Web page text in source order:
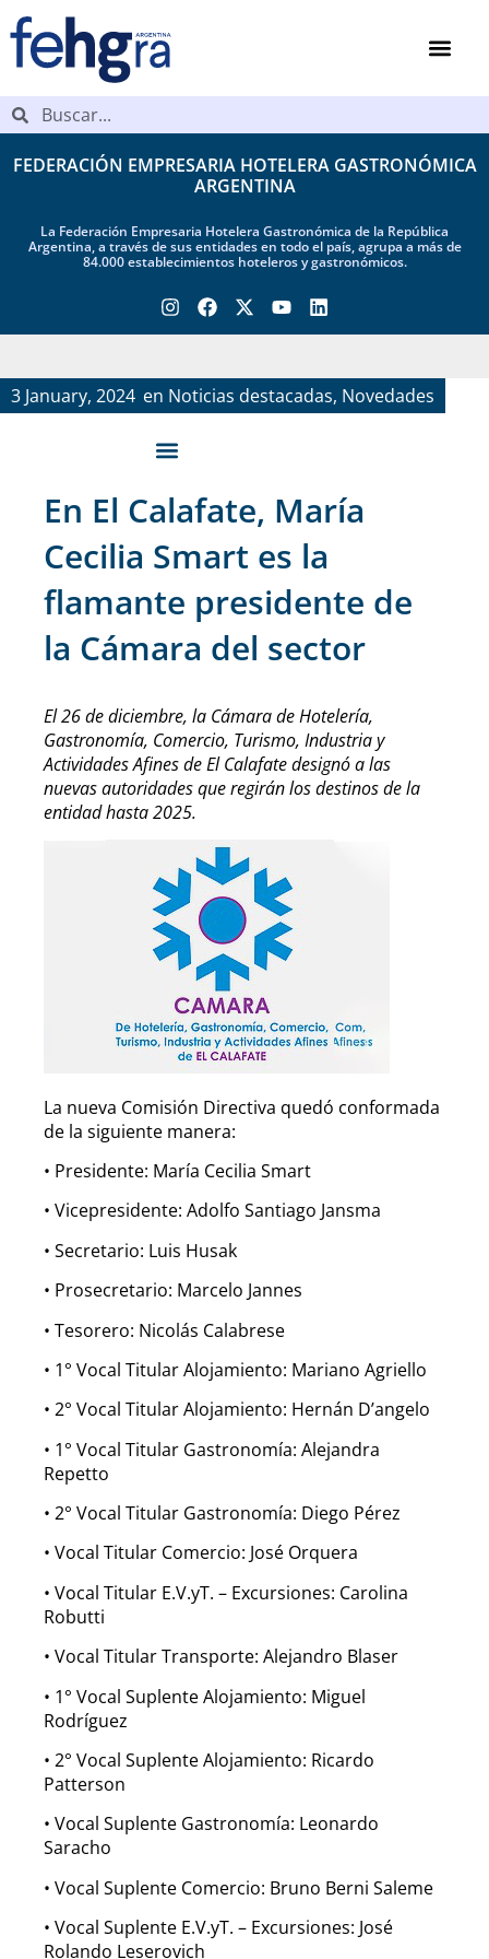
FEDERACIÓN EMPRESARIA HOTELERA GASTRONÓMICA
ARGENTINA
La Federación Empresaria Hotelera Gastronómica de la República
Argentina, a través de sus entidades en todo el país, agrupa a más de
84.000 establecimientos hoteleros y gastronómicos.
3 January, 2024 en Noticias destacadas, Novedades
En El Calafate, María
Cecilia Smart es la
flamante presidente de
la Cámara del sector
El 26 de diciembre, la Cámara de Hotelería,
Gastronomía, Comercio, Turismo, Industria y
Actividades Afines de El Calafate designó a las
nuevas autoridades que regirán los destinos de la
entidad hasta 2025.
La nueva Comisión Directiva quedó conformada
de la siguiente manera:
• Presidente: María Cecilia Smart
• Vicepresidente: Adolfo Santiago Jansma
• Secretario: Luis Husak
• Prosecretario: Marcelo Jannes
• Tesorero: Nicolás Calabrese
• 1° Vocal Titular Alojamiento: Mariano Agriello
• 2° Vocal Titular Alojamiento: Hernán D’angelo
• 1° Vocal Titular Gastronomía: Alejandra
Repetto
• 2° Vocal Titular Gastronomía: Diego Pérez
• Vocal Titular Comercio: José Orquera
• Vocal Titular E.V.yT. – Excursiones: Carolina
Robutti
• Vocal Titular Transporte: Alejandro Blaser
• 1° Vocal Suplente Alojamiento: Miguel
Rodríguez
• 2° Vocal Suplente Alojamiento: Ricardo
Patterson
• Vocal Suplente Gastronomía: Leonardo
Saracho
• Vocal Suplente Comercio: Bruno Berni Saleme
• Vocal Suplente E.V.yT. – Excursiones: José
Rolando Leserovich